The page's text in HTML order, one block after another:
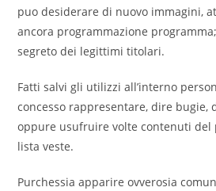
puo desiderare di nuovo immagini,
ancora programmazione
segreto dei legittimi titolari.
Fatti salvi gli utilizzi all’interno
concesso rappresentare, dire bugie,
oppure usufruire volte contenuti del
lista veste.
Purchessia apparire ovverosia